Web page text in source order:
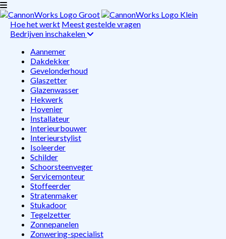
Hoe het werkt Meest gestelde vragen
Bedrijven inschakelen
Aannemer
Dakdekker
Gevelonderhoud
Glaszetter
Glazenwasser
Hekwerk
Hovenier
Installateur
Interieurbouwer
Interieurstylist
Isoleerder
Schilder
Schoorsteenveger
Servicemonteur
Stoffeerder
Stratenmaker
Stukadoor
Tegelzetter
Zonnepanelen
Zonwering-specialist